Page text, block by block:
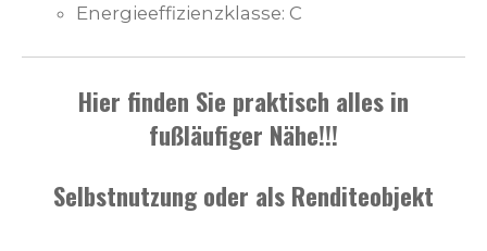
Energieeffizienzklasse: C
Hier finden Sie praktisch alles in
fußläufiger Nähe!!!
Selbstnutzung oder als Renditeobjekt